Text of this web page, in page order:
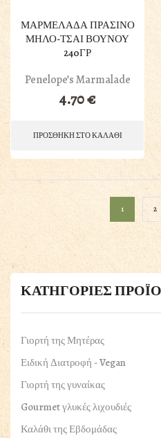
ΜΑΡΜΕΛΑΔΑ ΠΡΑΣΙΝΟ
ΜΗΛΟ-ΤΣΑΙ ΒΟΥΝΟΥ
240ΓΡ
Penelope’s Marmalade
4.70€
ΠΡΟΣΘΗΚΗ ΣΤΟ ΚΑΛΑΘΙ
1 2
ΚΑΤΗΓΟΡΙΕΣ
Γιορτή της Μητέρας
Ειδική Διατροφή - Vegan
Γιορτή της γυναίκας
Gourmet γλυκές λιχουδιές
Καλάθι της Εβδομάδας